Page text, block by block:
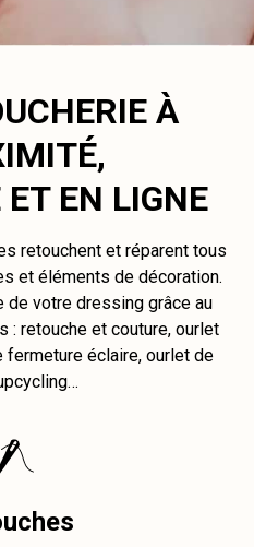
À
EN LIGNE
retouchent et réparent tous
et éléments de décoration.
de votre dressing grâce au
: retouche et couture, ourlet
fermeture éclaire, ourlet de